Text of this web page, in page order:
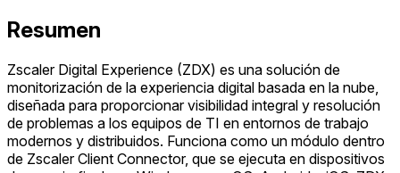
Resumen
Zscaler Digital Experience (ZDX) es una solución de
monitorización de la experiencia digital basada en la nube,
diseñada para proporcionar visibilidad integral y resolución
de problemas a los equipos de TI en entornos de trabajo
modernos y distribuidos. Funciona como un módulo dentro
de Zscaler Client Connector, que se ejecuta en dispositivos